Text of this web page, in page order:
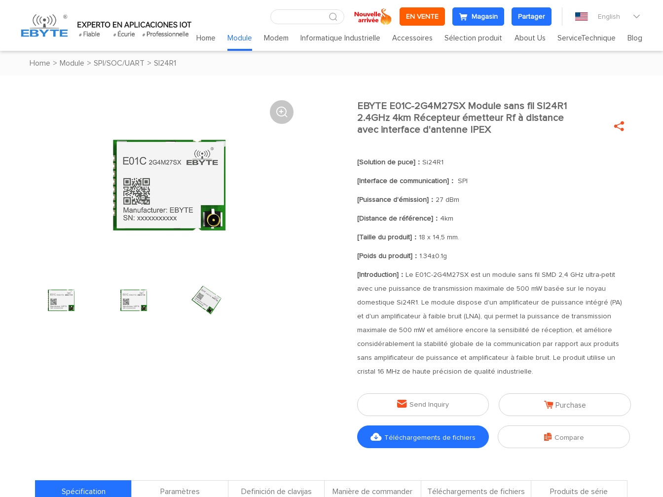
EN VENTE Magasin Partager English 
Home Module Modem Informatique Industrielle Accessoires Sélection produit About Us ServiceTechnique Blog
Home > Module > SPI/SOC/UART > SI24R1
 
EBYTE E01C-2G4M27SX Module sans fil SI24R1
2.4GHz 4km Récepteur émetteur Rf à distance
avec interface d'antenne IPEX

[Solution de puce]： Si24R1
[Interface de communication]： SPI
[Puissance d'émission]： 27 dBm
[Distance de référence]： 4km
[Taille du produit]： 18 x 14,5 mm.
[Poids du produit]： 1.34±0.1g
[Introduction]： Le E01C-2G4M27SX est un module sans fil SMD 2,4 GHz ultra-petit
avec une puissance de transmission maximale de 500 mW basée sur le noyau
domestique Si24R1. Le module dispose d'un amplificateur de puissance intégré (PA)
et d'un amplificateur à faible bruit (LNA), qui permet la puissance de transmission
maximale de 500 mW et améliore encore la sensibilité de réception, et améliore
considérablement la stabilité globale de la communication par rapport aux produits
sans amplificateur de puissance et amplificateur à faible bruit. Le produit utilise un
cristal 16 MHz de haute précision de qualité industrielle.
 Send Inquiry  Purchase
 Téléchargements de fichiers  Compare
Spécification Paramètres Definición de clavijas Manière de commander Téléchargements de fichiers Produits de série